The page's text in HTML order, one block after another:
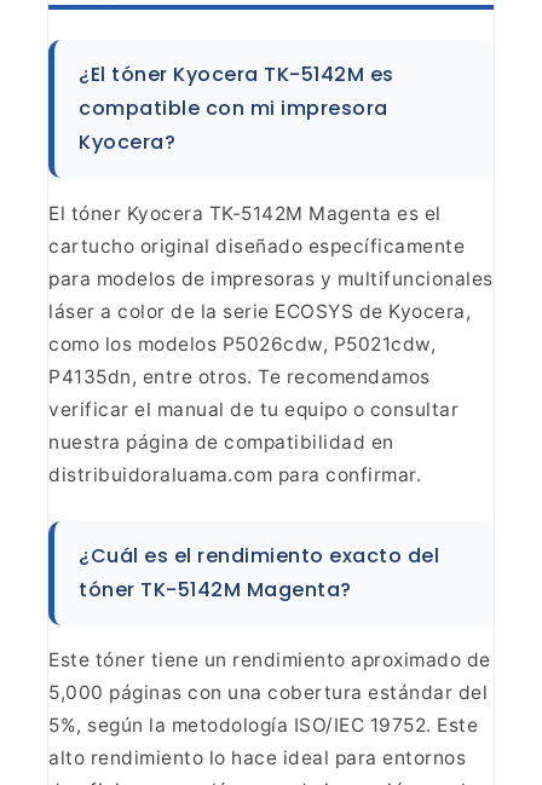
¿El tóner Kyocera TK-5142M es
compatible con mi impresora
Kyocera?
El tóner Kyocera TK-5142M Magenta es el
cartucho original diseñado específicamente
para modelos de impresoras y multifuncionales
láser a color de la serie ECOSYS de Kyocera,
como los modelos P5026cdw, P5021cdw,
P4135dn, entre otros. Te recomendamos
verificar el manual de tu equipo o consultar
nuestra página de compatibilidad en
distribuidoraluama.com para confirmar.
¿Cuál es el rendimiento exacto del
tóner TK-5142M Magenta?
Este tóner tiene un rendimiento aproximado de
5,000 páginas con una cobertura estándar del
5%, según la metodología ISO/IEC 19752. Este
alto rendimiento lo hace ideal para entornos